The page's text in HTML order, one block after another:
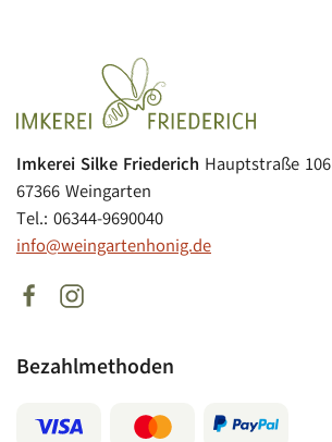
Imkerei Silke Friederich Hauptstraße 106
67366 Weingarten
Tel.: 06344-9690040
info@weingartenhonig.de
Bezahlmethoden